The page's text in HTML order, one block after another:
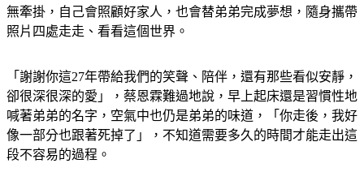
照片四處走走、看看這個世界。
卻很深很深的愛」，蔡恩霖難過地說，早上起床還是習慣性地
喊著弟弟的名字，空氣中也仍是弟弟的味道，「你走後，我好
像一部分也跟著死掉了」，不知道需要多久的時間才能走出這
段不容易的過程。